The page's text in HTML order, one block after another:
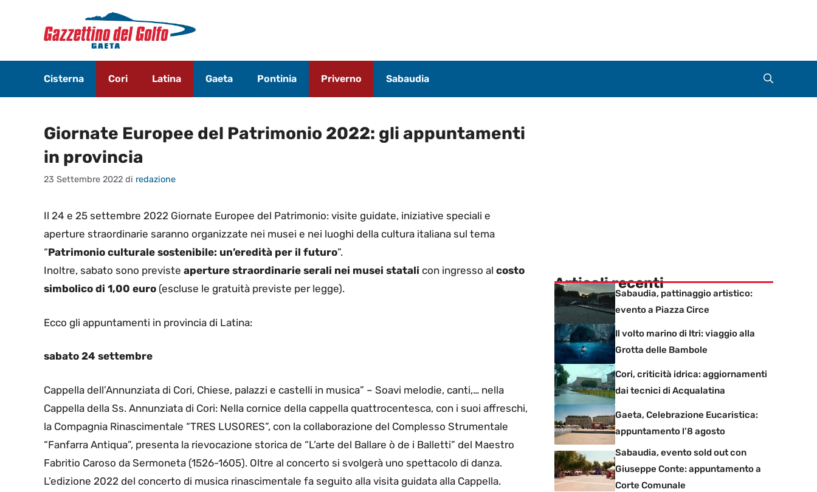
contenuto
Cisterna Cori Latina Gaeta Pontinia Priverno Sabaudia
Giornate Europee del Patrimonio 2022: gli appuntamenti
in provincia
23 Settembre 2022 di redazione
Il 24 e 25 settembre 2022 Giornate Europee del Patrimonio: visite guidate, iniziative speciali e
aperture straordinarie saranno organizzate nei musei e nei luoghi della cultura italiana sul tema
“Patrimonio culturale sostenibile: un’eredità per il futuro”.
Inoltre, sabato sono previste aperture straordinarie serali nei musei statali con ingresso al costo
simbolico di 1,00 euro (escluse le gratuità previste per legge).
Ecco gli appuntamenti in provincia di Latina:
sabato 24 settembre
Cappella dell’Annunziata di Cori, Chiese, palazzi e castelli in musica” – Soavi melodie, canti,… nella
Cappella della Ss. Annunziata di Cori: Nella cornice della cappella quattrocentesca, con i suoi affreschi,
la Compagnia Rinascimentale “TRES LUSORES”, con la collaborazione del Complesso Strumentale
“Fanfarra Antiqua”, presenta la rievocazione storica de “L’arte del Ballare ò de i Balletti” del Maestro
Fabritio Caroso da Sermoneta (1526-1605). Oltre al concerto si svolgerà uno spettacolo di danza.
L’edizione 2022 del concerto di musica rinascimentale fa seguito alla visita guidata alla Cappella.
Articoli recenti
Sabaudia, pattinaggio artistico:
evento a Piazza Circe
Il volto marino di Itri: viaggio alla
Grotta delle Bambole
Cori, criticità idrica: aggiornamenti
dai tecnici di Acqualatina
Gaeta, Celebrazione Eucaristica:
appuntamento l’8 agosto
Sabaudia, evento sold out con
Giuseppe Conte: appuntamento a
Corte Comunale